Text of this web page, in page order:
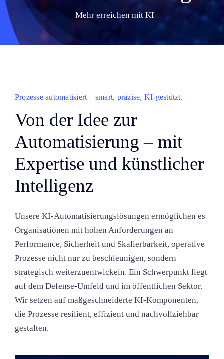
Einblicke
Mehr erreichen mit KI
Prozesse automatisiert – smart, präzise, KI-gestützt.
Von der Idee zur
Automatisierung – mit
Expertise und künstlicher
Intelligenz
Unsere KI-Automatisierungslösungen ermöglichen es
Organisationen mit hohen Anforderungen an
Performance, Sicherheit und Skalierbarkeit, operative
Prozesse nicht nur zu beschleunigen, sondern
strategisch weiterzuentwickeln. Ein Schwerpunkt liegt
auf dem Defense-Umfeld und im öffentlichen Sektor.
Wir setzen auf maßgeschneiderte KI-Komponenten,
die Prozesse resilient, effizient und nachvollziehbar
gestalten.